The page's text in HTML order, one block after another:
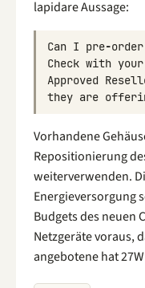
lapidare Aussage:
Can I pre-order
Check with your
Approved
they are
Vorhandene
Repositionierung
weiterverwenden.
Energieversorgung
Budgets des neuen
Netzgeräte voraus,
angebotene hat